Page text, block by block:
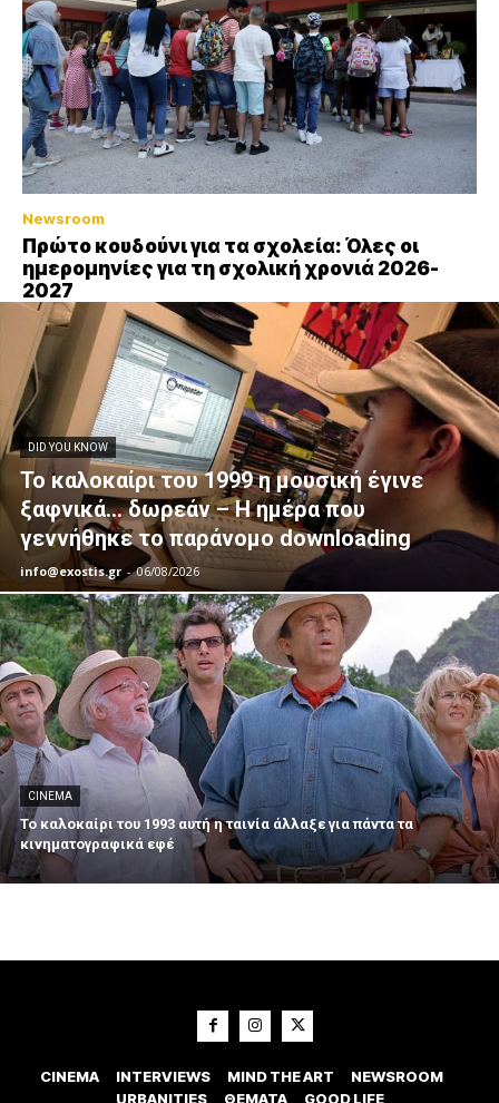
Newsroom
Πρώτο κουδούνι για τα σχολεία: Όλες οι
ημερομηνίες για τη σχολική χρονιά 2026-
2027
DID YOU KNOW
Το καλοκαίρι του 1999 η μουσική έγινε
ξαφνικά… δωρεάν – Η ημέρα που
γεννήθηκε το παράνομο downloading
info@exostis.gr - 06/08/2026
CINEMA
Το καλοκαίρι του 1993 αυτή η ταινία άλλαξε για πάντα τα
κινηματογραφικά εφέ
CINEMA INTERVIEWS MIND THE ART
NEWSROOM
URBANITIES
ΘΕΜΑΤΑ GOOD LIFE